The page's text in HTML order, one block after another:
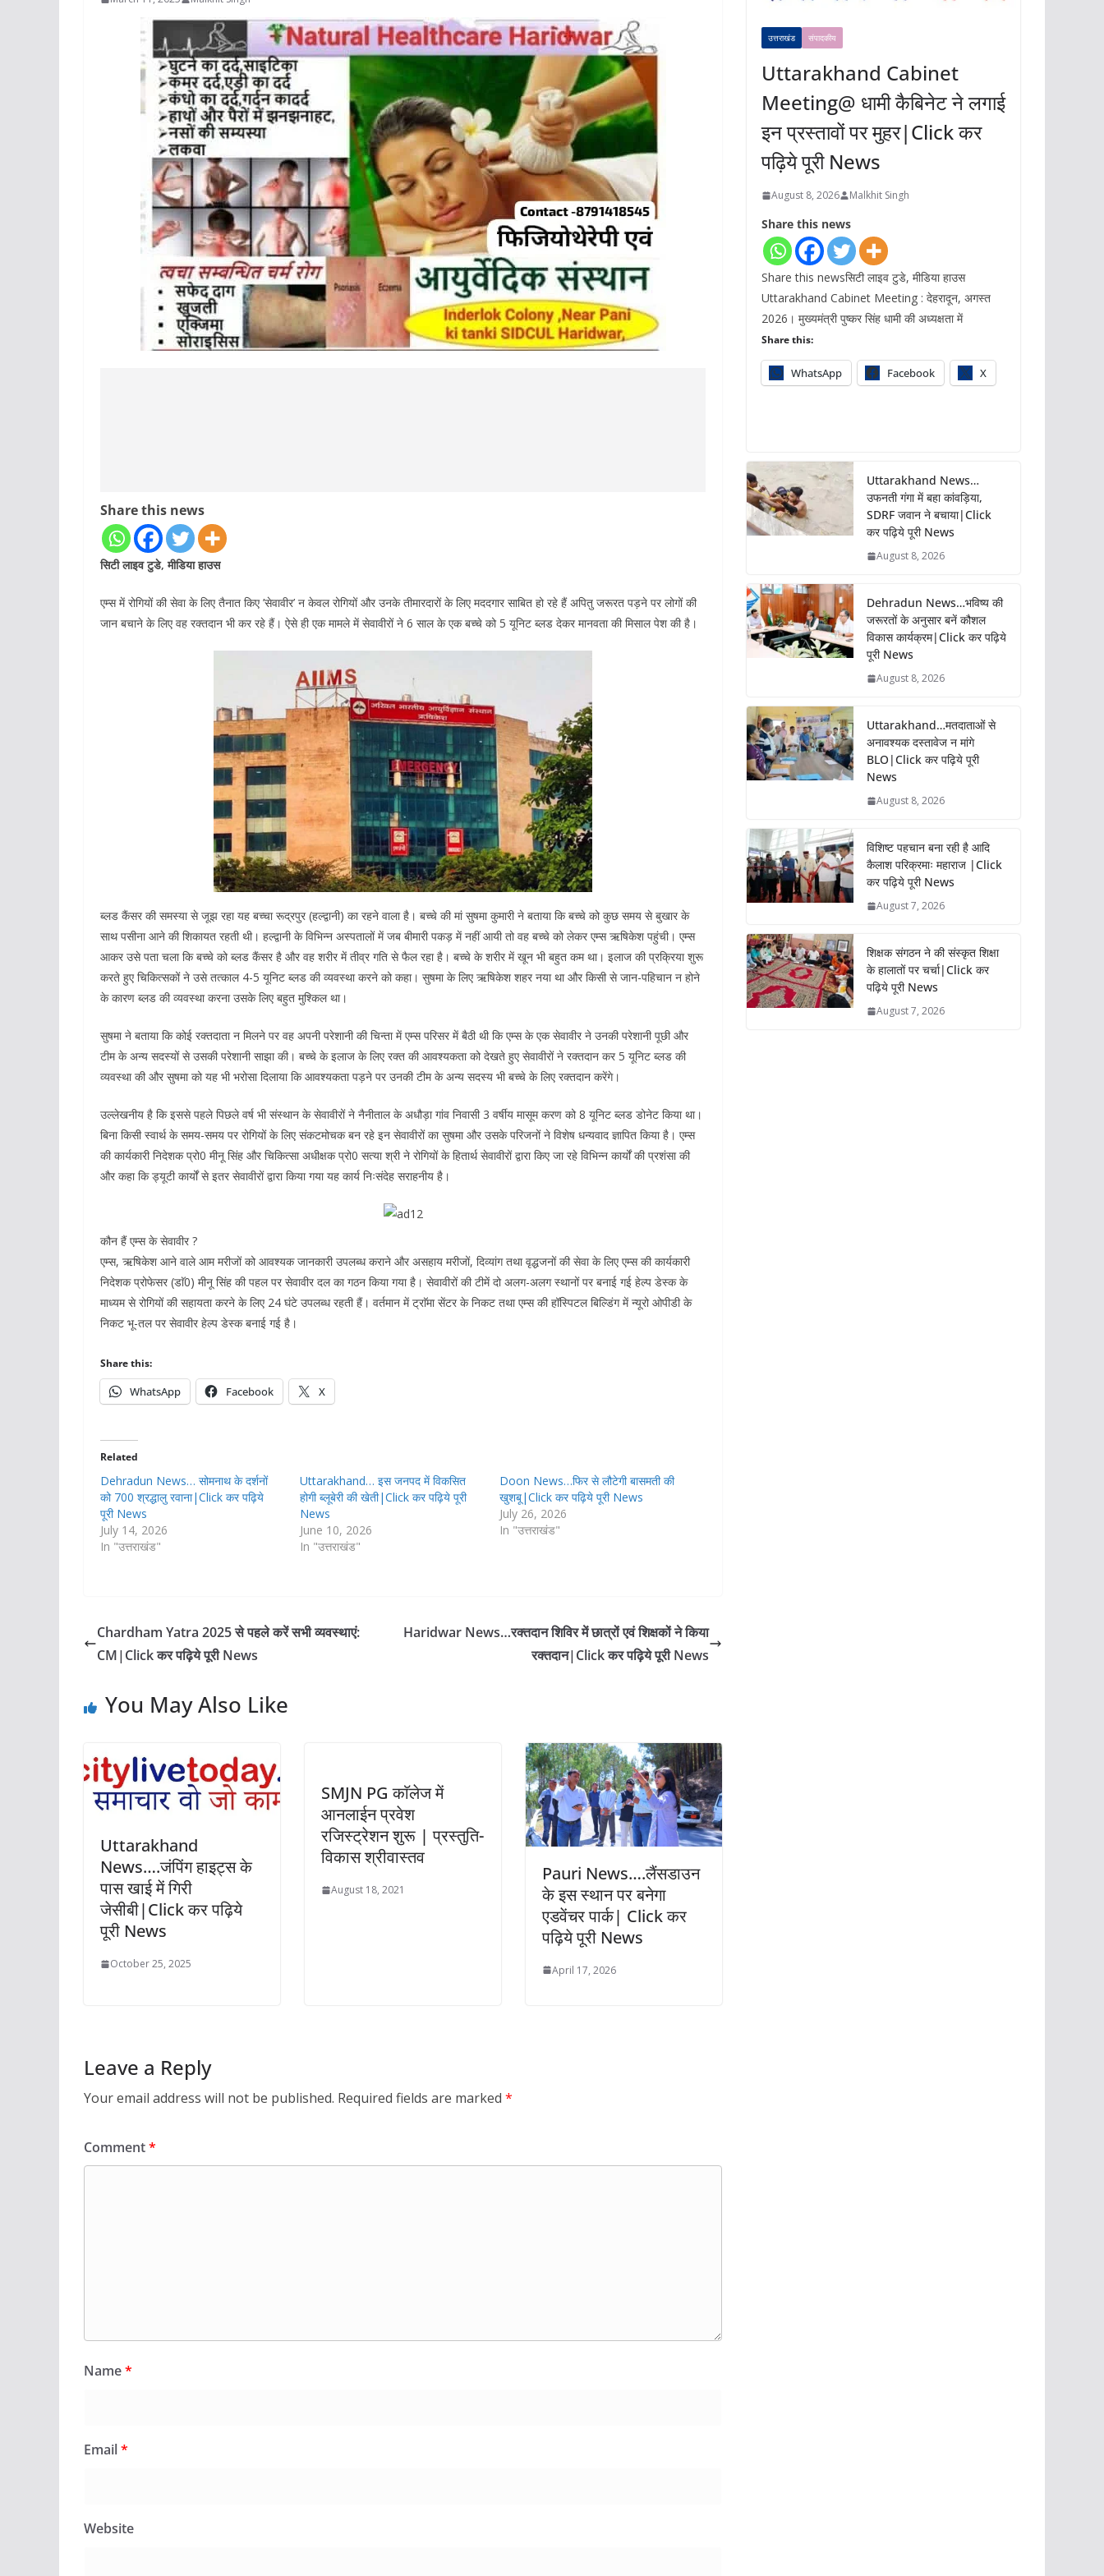
Share this news
सिटी लाइव टुडे, मीडिया हाउस
एम्स में रोगियों की सेवा के लिए तैनात किए ’सेवावीर’ न केवल रोगियों और उनके तीमारदारों के लिए मददगार साबित हो रहे हैं अपितु जरूरत पड़ने पर लोगों की
जान बचाने के लिए वह रक्तदान भी कर रहे हैं। ऐसे ही एक मामले में सेवावीरों ने 6 साल के एक बच्चे को 5 यूनिट ब्लड देकर मानवता की मिसाल पेश की है।
ब्लड कैंसर की समस्या से जूझ रहा यह बच्चा रूद्रपुर (हल्द्वानी) का रहने वाला है। बच्चे की मां सुषमा कुमारी ने बताया कि बच्चे को कुछ समय से बुखार के
साथ पसीना आने की शिकायत रहती थी। हल्द्वानी के विभिन्न अस्पतालों में जब बीमारी पकड़ में नहीं आयी तो वह बच्चे को लेकर एम्स ऋषिकेश पहुंची। एम्स
आकर उसे पता चला कि बच्चे को ब्लड कैंसर है और वह शरीर में तीव्र गति से फैल रहा है। बच्चे के शरीर में खून भी बहुत कम था। इलाज की प्रक्रिया शुरू
करते हुए चिकित्सकों ने उसे तत्काल 4-5 यूनिट ब्लड की व्यवस्था करने को कहा। सुषमा के लिए ऋषिकेश शहर नया था और किसी से जान-पहिचान न होने
के कारण ब्लड की व्यवस्था करना उसके लिए बहुत मुश्किल था।
सुषमा ने बताया कि कोई रक्तदाता न मिलने पर वह अपनी परेशानी की चिन्ता में एम्स परिसर में बैठी थी कि एम्स के एक सेवावीर ने उनकी परेशानी पूछी और
टीम के अन्य सदस्यों से उसकी परेशानी साझा की। बच्चे के इलाज के लिए रक्त की आवश्यकता को देखते हुए सेवावीरों ने रक्तदान कर 5 यूनिट ब्लड की
व्यवस्था की और सुषमा को यह भी भरोसा दिलाया कि आवश्यकता पड़ने पर उनकी टीम के अन्य सदस्य भी बच्चे के लिए रक्तदान करेंगे।
उल्लेखनीय है कि इससे पहले पिछले वर्ष भी संस्थान के सेवावीरों ने नैनीताल के अधौड़ा गांव निवासी 3 वर्षीय मासूम करण को 8 यूनिट ब्लड डोनेट किया था।
बिना किसी स्वार्थ के समय-समय पर रोगियों के लिए संकटमोचक बन रहे इन सेवावीरों का सुषमा और उसके परिजनों ने विशेष धन्यवाद ज्ञापित किया है। एम्स
की कार्यकारी निदेशक प्रो0 मीनू सिंह और चिकित्सा अधीक्षक प्रो0 सत्या श्री ने रोगियों के हितार्थ सेवावीरों द्वारा किए जा रहे विभिन्न कार्यों की प्रशंसा की
और कहा कि ड्यूटी कार्यों से इतर सेवावीरों द्वारा किया गया यह कार्य निःसंदेह सराहनीय है।
कौन हैं एम्स के सेवावीर ?
एम्स, ऋषिकेश आने वाले आम मरीजों को आवश्यक जानकारी उपलब्ध कराने और असहाय मरीजों, दिव्यांग तथा वृद्धजनों की सेवा के लिए एम्स की कार्यकारी
निदेशक प्रोफेसर (डाॅ0) मीनू सिंह की पहल पर सेवावीर दल का गठन किया गया है। सेवावीरों की टीमें दो अलग-अलग स्थानों पर बनाई गई हेल्प डेस्क के
माध्यम से रोगियों की सहायता करने के लिए 24 घंटे उपलब्ध रहती हैं। वर्तमान में ट्राॅमा सेंटर के निकट तथा एम्स की हॉस्पिटल बिल्डिंग में न्यूरो ओपीडी के
निकट भू-तल पर सेवावीर हेल्प डेस्क बनाई गई है।
Share this:
WhatsApp Facebook X
Related
Dehradun News… सोमनाथ के दर्शनों
को 700 श्रद्धालु रवाना|Click कर पढ़िये
पूरी News
July 14, 2026
In "उत्तराखंड"
Uttarakhand… इस जनपद में विकसित
होगी ब्लूबेरी की खेती|Click कर पढ़िये पूरी
News
June 10, 2026
In "उत्तराखंड"
Doon News…फिर से लौटेगी बासमती की
खुशबू|Click कर पढ़िये पूरी News
July 26, 2026
In "उत्तराखंड"
Chardham Yatra 2025 से पहले करें सभी व्यवस्थाएं:
CM|Click कर पढ़िये पूरी News
Haridwar News…रक्तदान शिविर में छात्रों एवं शिक्षकों ने किया
रक्तदान|Click कर पढ़िये पूरी News
You May Also Like
Uttarakhand
News….जंपिंग हाइट्स के
पास खाई में गिरी
जेसीबी|Click कर पढ़िये
पूरी News
October 25, 2025
SMJN PG काॅलेज में
आनलाईन प्रवेश
रजिस्ट्रेशन शुरू | प्रस्तुति-
विकास श्रीवास्तव
August 18, 2021
Pauri News….लैंसडाउन
के इस स्थान पर बनेगा
एडवेंचर पार्क| Click कर
पढ़िये पूरी News
April 17, 2026
Leave a Reply
Your email address will not be published. Required fields are marked *
Comment*
Name*
Email*
Website
उत्तराखंड संपादकीय
Uttarakhand Cabinet
Meeting@ धामी कैबिनेट ने लगाई
इन प्रस्तावों पर मुहर|Click कर
पढ़िये पूरी News
August 8, 2026 Malkhit Singh
Share this news
Share this newsसिटी लाइव टुडे, मीडिया हाउस
Uttarakhand Cabinet Meeting : देहरादून, अगस्त
2026। मुख्यमंत्री पुष्कर सिंह धामी की अध्यक्षता में
Share this:
WhatsApp Facebook X
Uttarakhand News…
उफनती गंगा में बहा कांवड़िया,
SDRF जवान ने बचाया|Click
कर पढ़िये पूरी News
August 8, 2026
Dehradun News…भविष्य की
जरूरतों के अनुसार बनें कौशल
विकास कार्यक्रम|Click कर पढ़िये
पूरी News
August 8, 2026
Uttarakhand…मतदाताओं से
अनावश्यक दस्तावेज न मांगे
BLO|Click कर पढ़िये पूरी
News
August 8, 2026
विशिष्ट पहचान बना रही है आदि
कैलाश परिक्रमाः महाराज |Click
कर पढ़िये पूरी News
August 7, 2026
शिक्षक संगठन ने की संस्कृत शिक्षा
के हालातों पर चर्चा|Click कर
पढ़िये पूरी News
August 7, 2026